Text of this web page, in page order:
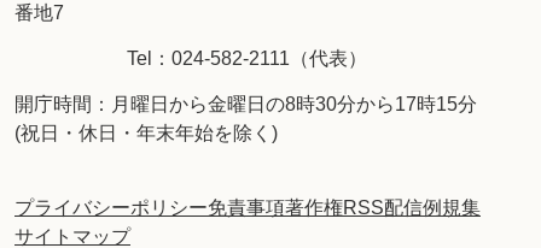
番地7
Tel：024-582-2111（代表）
開庁時間：月曜日から金曜日の8時30分から17時15分
(祝日・休日・年末年始を除く)
プライバシーポリシー免責事項著作権RSS配信例規集
サイトマップ